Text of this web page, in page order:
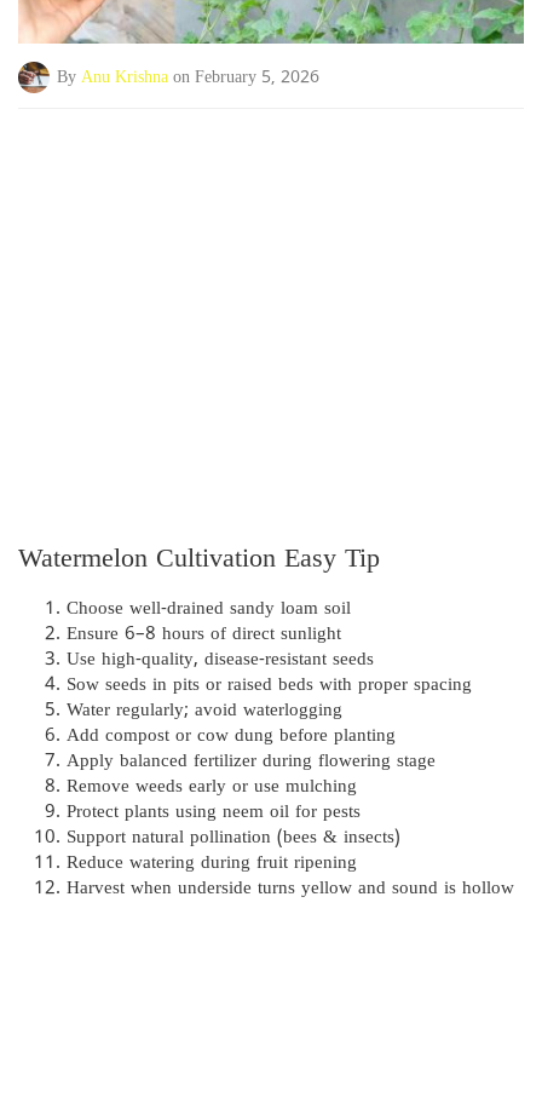
By Anu Krishna on February 5, 2026
Watermelon Cultivation Easy Tip
Choose well-drained sandy loam soil
Ensure 6–8 hours of direct sunlight
Use high-quality, disease-resistant seeds
Sow seeds in pits or raised beds with proper spacing
Water regularly; avoid waterlogging
Add compost or cow dung before planting
Apply balanced fertilizer during flowering stage
Remove weeds early or use mulching
Protect plants using neem oil for pests
Support natural pollination (bees & insects)
Reduce watering during fruit ripening
Harvest when underside turns yellow and sound is hollow